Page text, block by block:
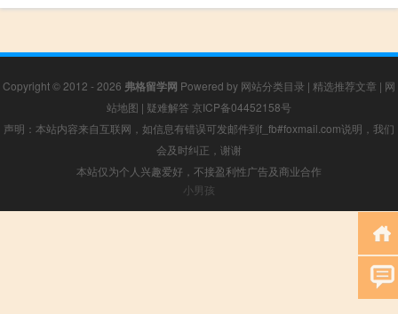
Copyright © 2012 - 2026 弗格留学网 Powered by 网站分类目录 | 精选推荐文章 | 网
站地图 | 疑难解答 京ICP备04452158号
声明：本站内容来自互联网，如信息有错误可发邮件到f_fb#foxmail.com说明，我们
会及时纠正，谢谢
本站仅为个人兴趣爱好，不接盈利性广告及商业合作
小男孩